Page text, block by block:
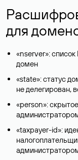
для
«nserver»:
домен
«state»: статус
не делегирован,
«person»:
«taxpayer-id»: